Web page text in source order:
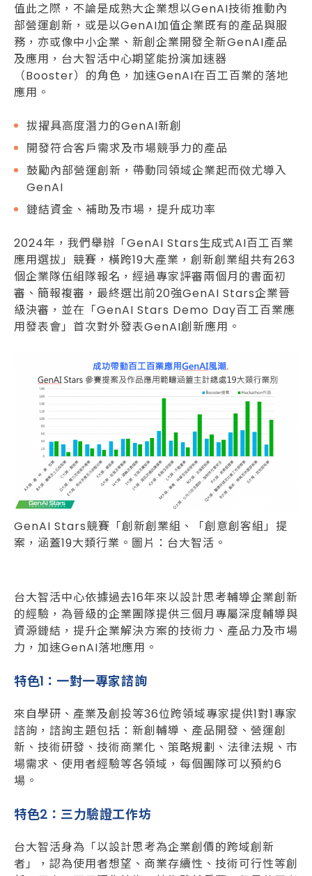
值此之際，不論是成熟大企業想以GenAI技術推動內
部營運創新，或是以GenAI加值企業既有的產品與服
務，亦或像中小企業、新創企業開發全新GenAI產品
及應用，台大智活中心期望能扮演加速器
（Booster）的角色，加速GenAI在百工百業的落地
應用。
拔擢具高度潛力的GenAI新創
開發符合客戶需求及市場競爭力的產品
鼓勵內部營運創新，帶動同領域企業起而傚尤導入
GenAI
鏈結資金、補助及市場，提升成功率
2024年，我們舉辦「GenAI Stars生成式AI百工百業
應用選拔」競賽，橫跨19大產業，創新創業組共有263
個企業隊伍組隊報名，經過專家評審兩個月的書面初
審、簡報複審，最終選出前20強GenAI Stars企業晉
級決審，並在「GenAI Stars Demo Day百工百業應
用發表會」首次對外發表GenAI創新應用。
GenAI Stars競賽「創新創業組、「創意創客組」提
案，涵蓋19大類行業。圖片：台大智活。
台大智活中心依據過去16年來以設計思考輔導企業創新
的經驗，為晉級的企業團隊提供三個月專屬深度輔導與
資源鏈結，提升企業解決方案的技術力、產品力及市場
力，加速GenAI落地應用。
特色1 ：一對一專家諮詢
來自學研、產業及創投等36位跨領域專家提供1對1專家
諮詢，諮詢主題包括：新創輔導、產品開發、營運創
新、技術研發、技術商業化、策略規劃、法律法規、市
場需求、使用者經驗等各領域，每個團隊可以預約6
場。
特色2 ：三力驗證工作坊
台大智活身為「以設計思考為企業創價的跨域創新
者」，認為使用者想望、商業存續性、技術可行性等創